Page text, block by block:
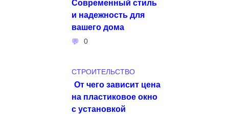
Современный стиль
и надежность для
вашего дома
0
СТРОИТЕЛЬСТВО
От чего зависит цена
на пластиковое окно
с установкой